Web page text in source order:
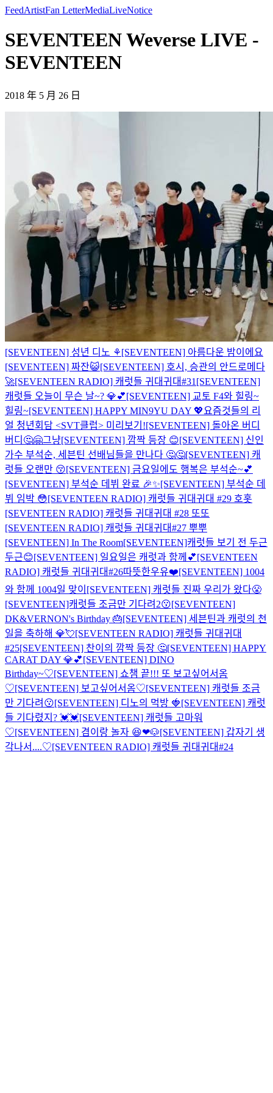
FeedArtistFan LetterMediaLiveNotice
SEVENTEEN Weverse LIVE -
SEVENTEEN
2018 年 5 月 26 日
[SEVENTEEN] 성년 디노 ⚘[SEVENTEEN] 아름다운 밤이에요
[SEVENTEEN] 짜잔😺[SEVENTEEN] 호시, 승관의 안드로메다
🚀[SEVENTEEN RADIO] 캐럿들 귀대귀대#31 [SEVENTEEN]
캐럿들 오늘이 무슨 날~? 💎💕[SEVENTEEN] 교토 F4와 힐링~
힐링~[SEVENTEEN] HAPPY MIN9YU DAY 💖 요즘것들의 리
얼 청년회담 <SVT클럽> 미리보기![SEVENTEEN] 돌아온 버디
버디🤔🤗그냥[SEVENTEEN] 깜짝 등장 😊[SEVENTEEN] 신인
가수 부석순, 세븐틴 선배님들을 만나다 🤔🤔[SEVENTEEN] 캐
럿들 오랜만 😚[SEVENTEEN] 금요일에도 행복은 부석순~💕
[SEVENTEEN] 부석순 데뷔 완료 🎉✨[SEVENTEEN] 부석순 데
뷔 임박 😳[SEVENTEEN RADIO] 캐럿들 귀대귀대 #29 호홋
[SEVENTEEN RADIO] 캐럿들 귀대귀대 #28 또또
[SEVENTEEN RADIO] 캐럿들 귀대귀대#27 뿌뿌
[SEVENTEEN] In The Room[SEVENTEEN]캐럿들 보기 전 두근
두근😊[SEVENTEEN] 일요일은 캐럿과 함께💕[SEVENTEEN
RADIO] 캐럿들 귀대귀대#26따뜻한우유❤️[SEVENTEEN] 1004
와 함께 1004일 맞이 [SEVENTEEN] 캐럿들 진짜 우리가 왔다😤
[SEVENTEEN]캐럿들 조금만 기다려2😗[SEVENTEEN]
DK&VERNON's Birthday 🎂[SEVENTEEN] 세븐틴과 캐럿의 천
일을 축하해 💎💘[SEVENTEEN RADIO] 캐럿들 귀대귀대
#25[SEVENTEEN] 찬이의 깜짝 등장 🤔[SEVENTEEN] HAPPY
CARAT DAY 💎💕[SEVENTEEN] DINO
Birthday~♡[SEVENTEEN] 쇼챔 끝!!! 또 보고싶어서옴
♡[SEVENTEEN] 보고싶어서옴♡[SEVENTEEN] 캐럿들 조금
만 기다려😗[SEVENTEEN] 디노의 먹방 🍓[SEVENTEEN] 캐럿
들 기다렸지? 💓💓[SEVENTEEN] 캐럿들 고마워
♡[SEVENTEEN] 겸이랑 놀자 😆❤🐶[SEVENTEEN] 갑자기 생
각나서....♡[SEVENTEEN RADIO] 캐럿들 귀대귀대#24